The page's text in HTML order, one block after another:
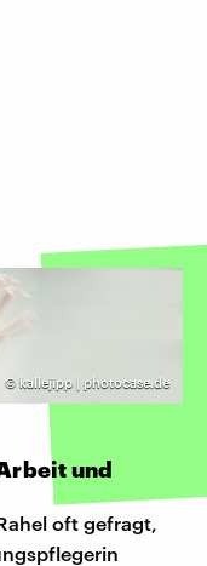
© kallejipp | photocase.de
und
oft gefragt,